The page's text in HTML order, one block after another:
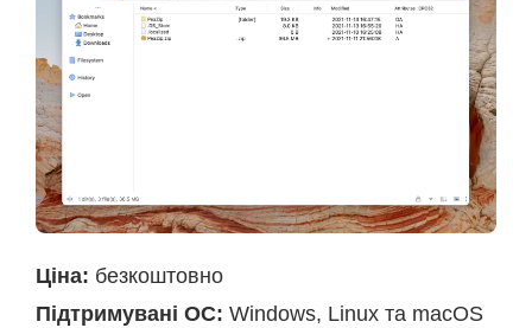
Ціна: безкоштовно
Підтримувані ОС: Windows, Linux та macOS